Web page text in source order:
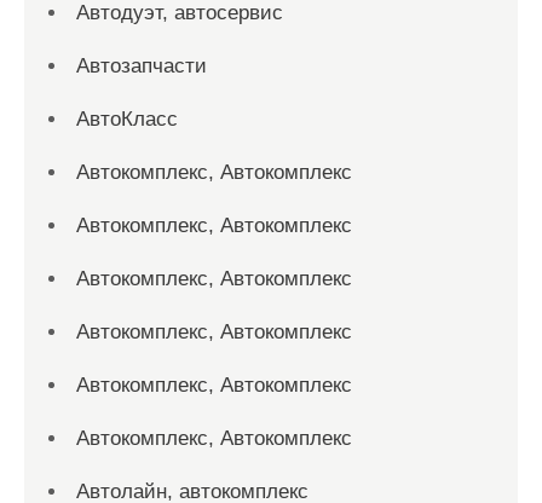
Автодуэт, автосервис
Автозапчасти
АвтоКласс
Автокомплекс, Автокомплекс
Автокомплекс, Автокомплекс
Автокомплекс, Автокомплекс
Автокомплекс, Автокомплекс
Автокомплекс, Автокомплекс
Автокомплекс, Автокомплекс
Автолайн, автокомплекс